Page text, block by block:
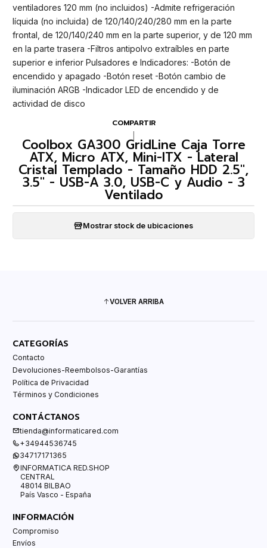
ventiladores 120 mm (no incluidos) -Admite refrigeración
líquida (no incluida) de 120/140/240/280 mm en la parte
frontal, de 120/140/240 mm en la parte superior, y de 120 mm
en la parte trasera -Filtros antipolvo extraíbles en parte
superior e inferior Pulsadores e Indicadores: -Botón de
encendido y apagado -Botón reset -Botón cambio de
iluminación ARGB -Indicador LED de encendido y de
actividad de disco
COMPARTIR
Coolbox GA300 GridLine Caja Torre
ATX, Micro ATX, Mini-ITX - Lateral
Cristal Templado - Tamaño HDD 2.5",
3.5" - USB-A 3.0, USB-C y Audio - 3
Ventilado
Mostrar stock de ubicaciones
VOLVER ARRIBA
CATEGORÍAS
Contacto
Devoluciones-Reembolsos-Garantías
Política de Privacidad
Términos y Condiciones
CONTÁCTANOS
tienda@informaticared.com
+34944536745
34717171365
INFORMATICA RED.SHOP
CENTRAL
48014 BILBAO
País Vasco - España
INFORMACIÓN
Compromiso
Envíos